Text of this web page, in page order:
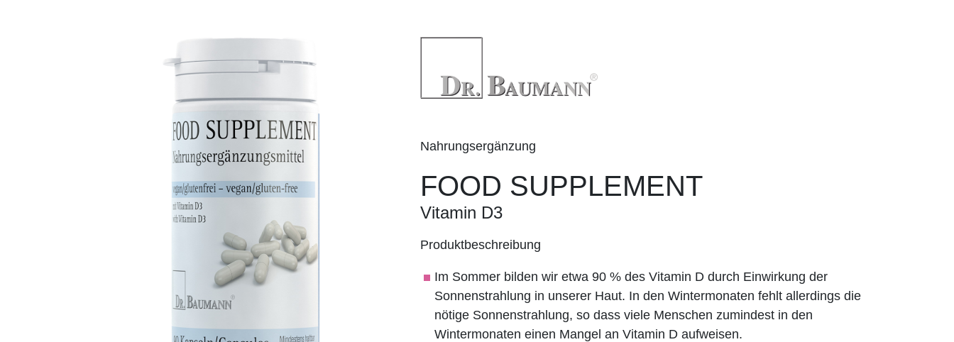
Nahrungsergänzung
FOOD SUPPLEMENT
Vitamin D3
Produktbeschreibung
Im Sommer bilden wir etwa 90 % des Vitamin D durch Einwirkung der
Sonnenstrahlung in unserer Haut. In den Wintermonaten fehlt allerdings die
nötige Sonnenstrahlung, so dass viele Menschen zumindest in den
Wintermonaten einen Mangel an Vitamin D aufweisen.